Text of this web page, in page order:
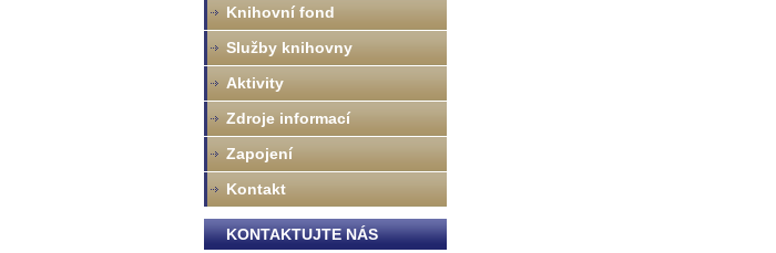
Knihovní fond
Služby knihovny
Aktivity
Zdroje informací
Zapojení
Kontakt
KONTAKTUJTE NÁS